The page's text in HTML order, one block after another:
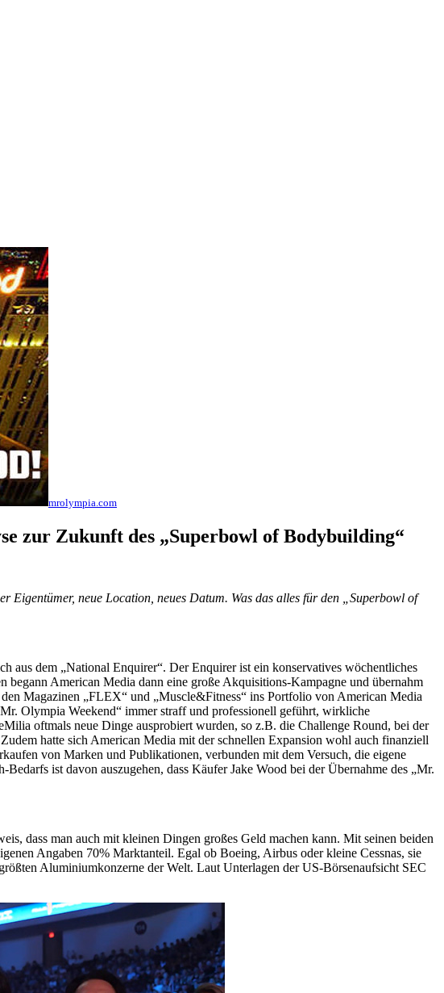
mrolympia.com
zur Zukunft des „Superbowl of Bodybuilding“
Eigentümer, neue Location, neues Datum. Was das alles für den „Superbowl of
aus dem „National Enquirer“. Der Enquirer ist ein konservatives wöchentliches
begann American Media dann eine große Akquisitions-Kampagne und übernahm
Magazinen „FLEX“ und „Muscle&Fitness“ ins Portfolio von American Media
Olympia Weekend“ immer straff und professionell geführt, wirkliche
oftmals neue Dinge ausprobiert wurden, so z.B. die Challenge Round, bei der
hatte sich American Media mit der schnellen Expansion wohl auch finanziell
von Marken und Publikationen, verbunden mit dem Versuch, die eigene
ist davon auszugehen, dass Käufer Jake Wood bei der Übernahme des „Mr.
dass man auch mit kleinen Dingen großes Geld machen kann. Mit seinen beiden
Angaben 70% Marktanteil. Egal ob Boeing, Airbus oder kleine Cessnas, sie
Aluminiumkonzerne der Welt. Laut Unterlagen der US-Börsenaufsicht SEC